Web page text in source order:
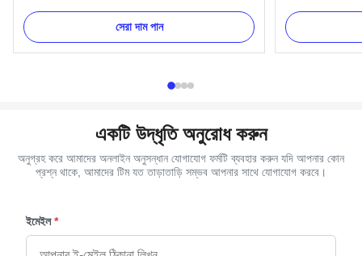
Description: One set include 4pcs big casket
carners, 8 pcs small casket corners, 2pcs 80'
long steel bars (203cm) and 2pcs 26' short steel
bars (66cm). Item Name TX-Model 3# Material
সেরা দাম পান
Plastic
Specification
material is PP
Material Plastic
একটি উদ্ধৃতি অনুরোধ করুন
অনুগ্রহ করে আমাদের অনলাইন অনুসন্ধান যোগাযোগ ফর্মটি ব্যবহার করুন যদি আপনার কোন
প্রশ্ন থাকে, আমাদের টিম যত তাড়াতাড়ি সম্ভব আপনার সাথে যোগাযোগ করবে।
ইমেইল *